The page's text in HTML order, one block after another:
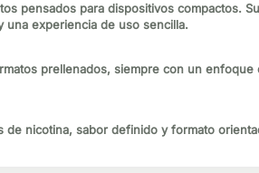
pensados para dispositivos compactos. Su
una experiencia de uso sencilla.
prellenados, siempre con un enfoque
de nicotina, sabor definido y formato